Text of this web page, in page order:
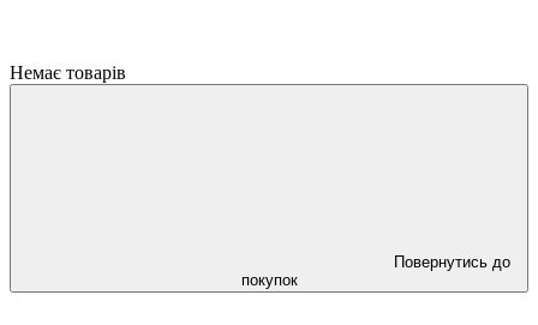
Немає товарів
Повернутись до
покупок